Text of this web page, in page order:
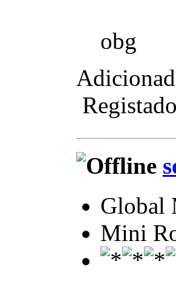
obg
Registado
Global
Mini